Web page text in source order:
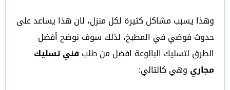
وهذا يسبب مشاكل كثيرة لكل منزل، لان هذا يساعد على
حدوث فوضي في المطبخ، لذلك سوف نوضح أفضل
الطرق لتسليك البالوعة افضل من طلب فني تسليك
مجاري وهي كالتالي: